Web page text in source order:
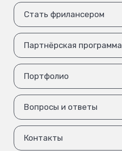
Стать фрилансером
Партнёрская программа
Портфолио
Вопросы и ответы
Контакты